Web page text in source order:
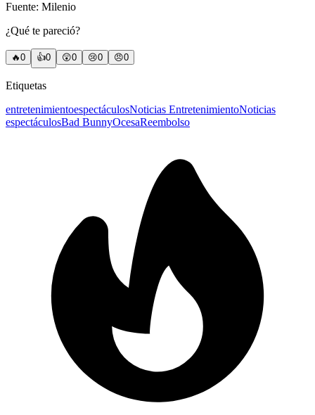
Fuente: Milenio
¿Qué te pareció?
🔥0 👍0 😲0 😢0 😠0
Etiquetas
entretenimientoespectáculosNoticias EntretenimientoNoticias
espectáculosBad BunnyOcesaReembolso